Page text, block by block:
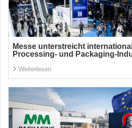
Messe unterstreicht
Processing- und Packaging-
Weiterlesen